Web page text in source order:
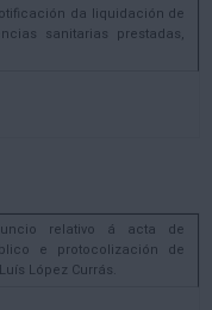
Notificación da liquidación de
sanitarias prestadas,
relativo á acta de
e protocolización de
López Currás.